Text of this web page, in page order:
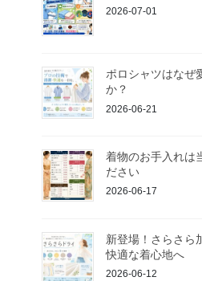
2026-07-01
ポロシャツはなぜ
か？
2026-06-21
着物のお手入れは
ださい
2026-06-17
新登場！さらさら
快適な着心地へ
2026-06-12